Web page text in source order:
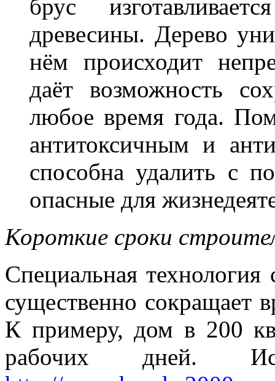
брус
древесины. Дерево
нём происходит
даёт возможность
любое время года.
антитоксичным и
способна удалить с
опасные для
Короткие сроки
Специальная
существенно сокращает
К примеру, дом в 200
рабочих дней.